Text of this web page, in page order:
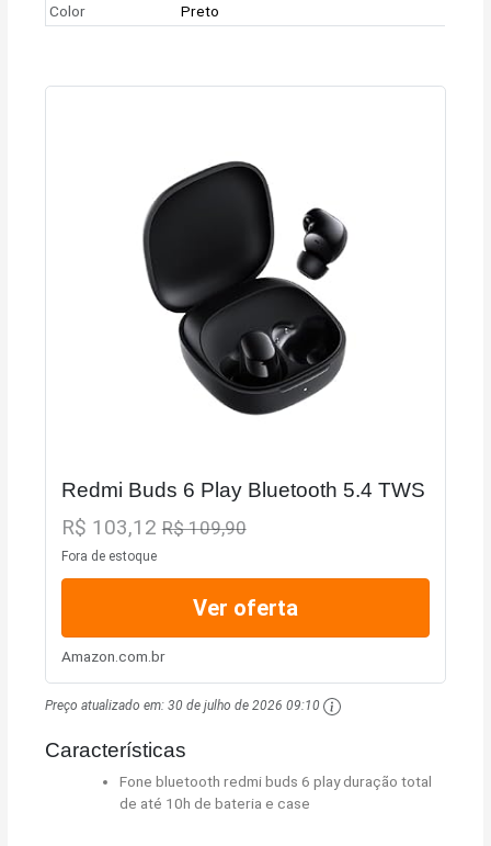
Color
Preto
Redmi Buds 6 Play Bluetooth 5.4 TWS
R$ 103,12R$ 109,90
Fora de estoque
Ver oferta
Amazon.com.br
Preço atualizado em:30 de julho de 2026 09:10
Características
Fone bluetooth redmi buds 6 play duração total
de até 10h de bateria e case